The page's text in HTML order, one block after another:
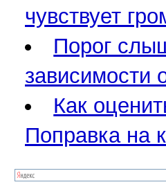
чувствует
Порог
зависимости
Как
Поправка на